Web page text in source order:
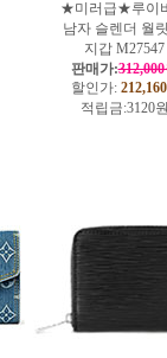
★미러급★루이
남자 슬렌더 월
지갑 M27547
판매가:
할인가: 212,160
적립금:3120